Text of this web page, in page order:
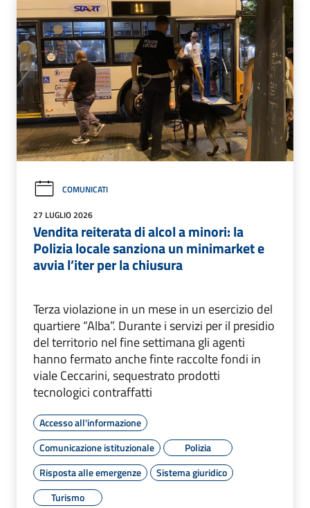
COMUNICATI
27 LUGLIO 2026
Vendita reiterata di alcol a minori: la
Polizia locale sanziona un minimarket e
avvia l’iter per la chiusura
Terza violazione in un mese in un esercizio del
quartiere “Alba”. Durante i servizi per il presidio
del territorio nel fine settimana gli agenti
hanno fermato anche finte raccolte fondi in
viale Ceccarini, sequestrato prodotti
tecnologici contraffatti
Accesso all'informazione
Comunicazione istituzionale
Polizia
Risposta alle emergenze
Sistema giuridico
Turismo